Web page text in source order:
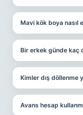
Mavi kök boya nasıl
Bir erkek günde kaç
Kimler dış döllenme
Avans hesap